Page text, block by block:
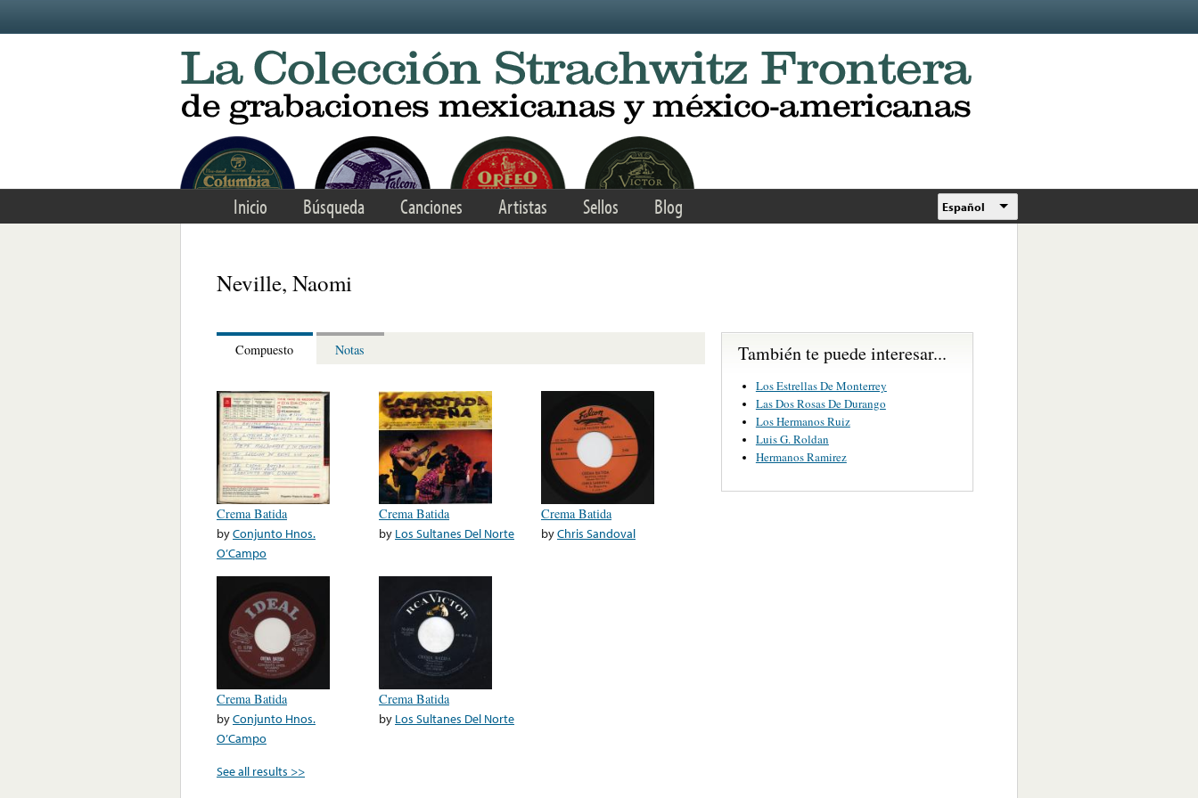
Inicio Búsqueda Canciones Artistas Sellos Blog Español
Neville, Naomi
Compuesto Notas
Crema Batida
byConjunto Hnos.
O’Campo
Crema Batida
by Los Sultanes Del Norte
Crema Batida
byChris Sandoval
Crema Batida
byConjunto Hnos.
O’Campo
Crema Batida
by Los Sultanes Del Norte
See all results >>
También te puede interesar...
Los Estrellas De Monterrey
Las Dos Rosas De Durango
Los Hermanos Ruiz
Luis G. Roldan
Hermanos Ramirez